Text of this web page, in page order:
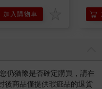
加入購物車
仍猶豫是否確定購買，請在
後商品僅提供瑕疵品的退貨